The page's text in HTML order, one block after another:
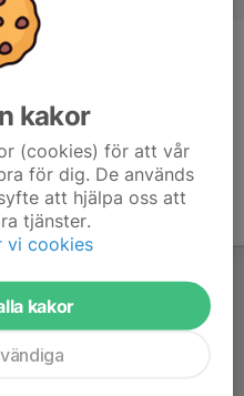
kakor
(cookies) för att vår
för dig. De används
att hjälpa oss att
tjänster.
vi cookies
kakor